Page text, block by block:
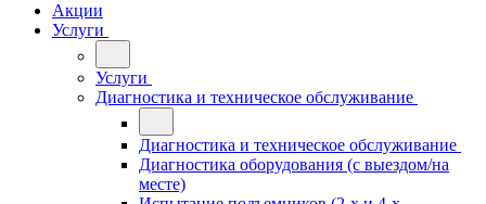
Акции
Услуги
Услуги
Диагностика и техническое обслуживание
Диагностика и техническое обслуживание
Диагностика оборудования (с выездом/на
месте)